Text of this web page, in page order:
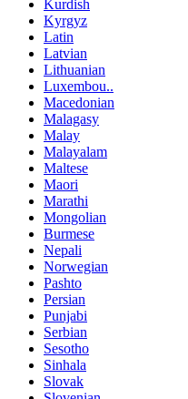
Kurdish
Kyrgyz
Latin
Latvian
Lithuanian
Luxembou..
Macedonian
Malagasy
Malay
Malayalam
Maltese
Maori
Marathi
Mongolian
Burmese
Nepali
Norwegian
Pashto
Persian
Punjabi
Serbian
Sesotho
Sinhala
Slovak